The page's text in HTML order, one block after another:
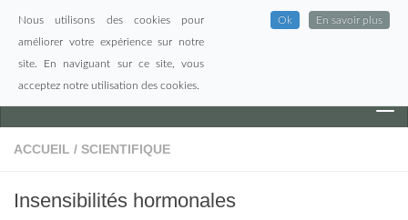
Skip to content
ACCUEIL / SCIENTIFIQUE
Insensibilités hormonales
Nous utilisons des cookies pour
améliorer votre expérience sur notre
site. En naviguant sur ce site, vous
acceptez notre utilisation des cookies.
Ok En savoir plus